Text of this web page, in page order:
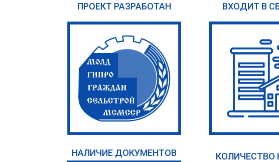
ПРОЕКТ РАЗРАБОТАН ВХОДИТ В
НАЛИЧИЕ ДОКУМЕНТОВ КОЛИЧЕСТВО